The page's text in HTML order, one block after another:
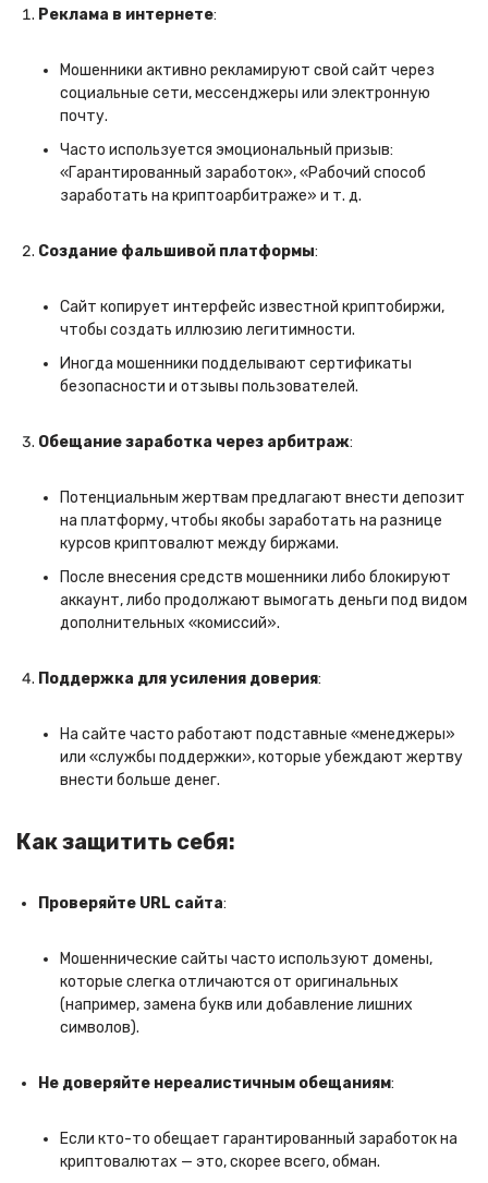
Реклама в интернете:
Мошенники активно рекламируют свой сайт через
социальные сети, мессенджеры или электронную
почту.
Часто используется эмоциональный призыв:
«Гарантированный заработок», «Рабочий способ
заработать на криптоарбитраже» и т. д.
Создание фальшивой платформы:
Сайт копирует интерфейс известной криптобиржи,
чтобы создать иллюзию легитимности.
Иногда мошенники подделывают сертификаты
безопасности и отзывы пользователей.
Обещание заработка через арбитраж:
Потенциальным жертвам предлагают внести депозит
на платформу, чтобы якобы заработать на разнице
курсов криптовалют между биржами.
После внесения средств мошенники либо блокируют
аккаунт, либо продолжают вымогать деньги под видом
дополнительных «комиссий».
Поддержка для усиления доверия:
На сайте часто работают подставные «менеджеры»
или «службы поддержки», которые убеждают жертву
внести больше денег.
Как защитить себя:
Проверяйте URL сайта:
Мошеннические сайты часто используют домены,
которые слегка отличаются от оригинальных
(например, замена букв или добавление лишних
символов).
Не доверяйте нереалистичным обещаниям:
Если кто-то обещает гарантированный заработок на
криптовалютах — это, скорее всего, обман.